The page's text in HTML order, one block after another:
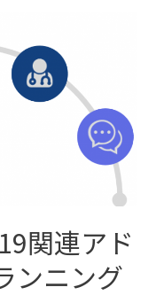
関連アド
ンニング